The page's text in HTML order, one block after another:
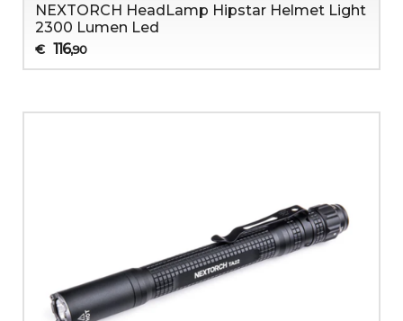
NEXTORCH HeadLamp Hipstar Helmet Light
2300 Lumen Led
€ 116,90